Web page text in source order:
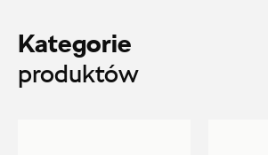
Kategorie
produktów
czesci.brzezinska@zimny.com.pl